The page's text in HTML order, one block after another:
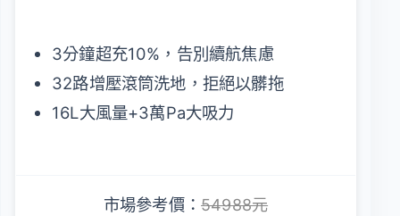
3分鐘超充10%，告別續航焦慮
32路增壓滾筒洗地，拒絕以髒拖
16L大風量+3萬Pa大吸力
市場參考價： 54988元